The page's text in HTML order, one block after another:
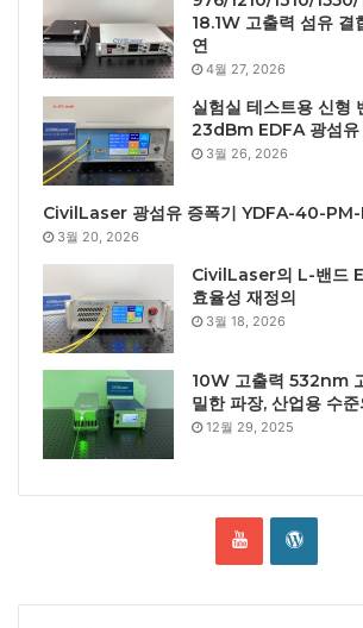
18.1W 고출력 섬유 결
연
4월 27, 2026
실험실 테스트용 신형
23dBm EDFA 광섬유
3월 26, 2026
CivilLaser 광섬유 증폭기 YDFA-40-
3월 20, 2026
CivilLaser의 L-밴드
효율성 재정의
3월 18, 2026
10W 고출력 532nm
밀한 파장, 산업용 수
12월 29, 2025